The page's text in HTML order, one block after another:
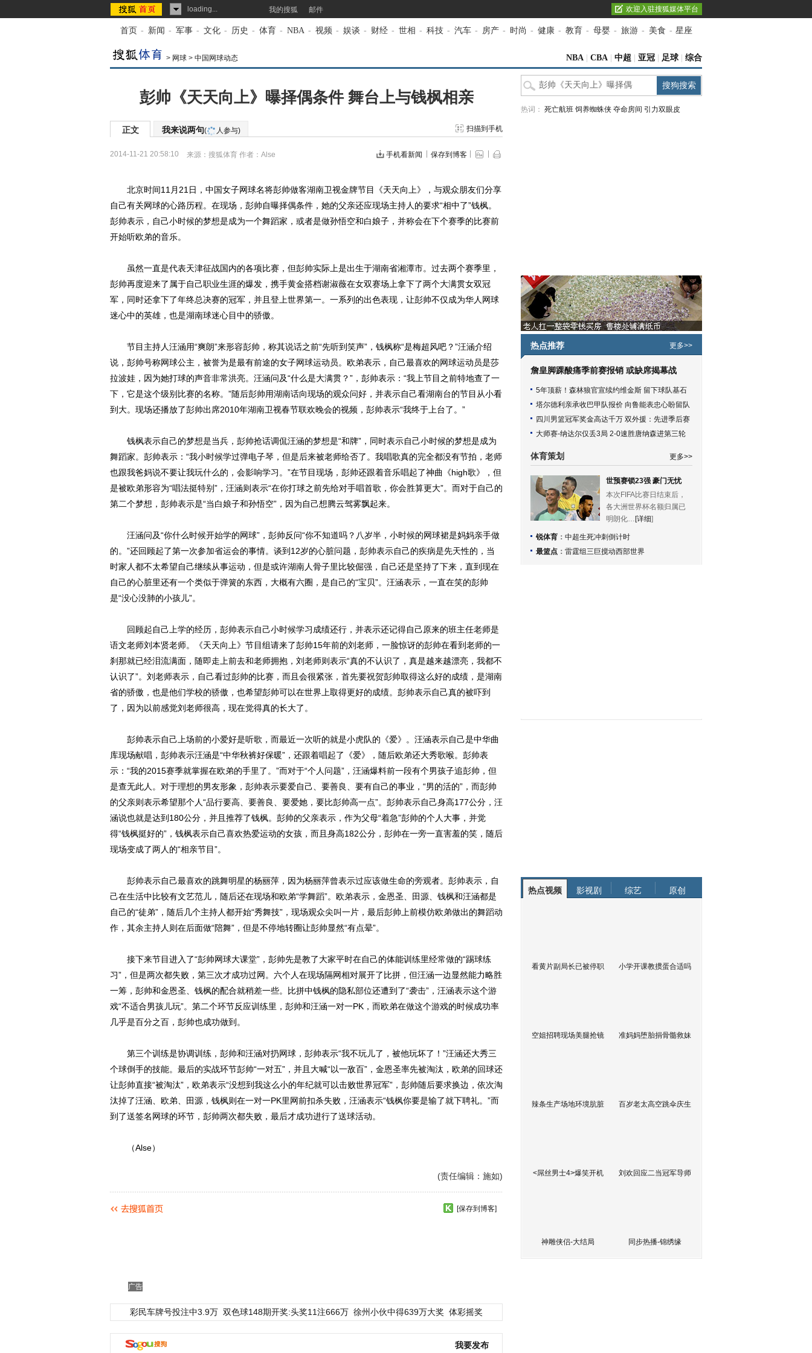
loading... 我的搜狐 邮件 欢迎入驻搜狐媒体平台
首页 - 新闻 - 军事 - 文化 - 历史 - 体育 - NBA - 视频 - 娱谈 - 财经 - 世相 - 科技 - 汽车 - 房产 - 时尚 - 健康 - 教育 - 母婴 - 旅游 - 美食 - 星座
> 网球 > 中国网球动态 NBA CBA 中超 亚冠 足球 综合
彭帅《天天向上》曝择偶条件 舞台上与钱枫相亲
正文 我来说两句( 人参与) 扫描到手机
2014-11-21 20:58:10 来源： 搜狐体育 作者：Alse 手机看新闻 保存到博客
北京时间11月21日，中国女子网球名将彭帅做客湖南卫视金牌节目《天天向上》，与观众朋友们分享
自己有关网球的心路历程。在现场，彭帅自曝择偶条件，她的父亲还应现场主持人的要求“相中了”钱枫。
彭帅表示，自己小时候的梦想是成为一个舞蹈家，或者是做孙悟空和白娘子，并称会在下个赛季的比赛前
开始听欧弟的音乐。
虽然一直是代表天津征战国内的各项比赛，但彭帅实际上是出生于湖南省湘潭市。过去两个赛季里，
彭帅再度迎来了属于自己职业生涯的爆发，携手黄金搭档谢淑薇在女双赛场上拿下了两个大满贯女双冠
军，同时还拿下了年终总决赛的冠军，并且登上世界第一。一系列的出色表现，让彭帅不仅成为华人网球
迷心中的英雄，也是湖南球迷心目中的骄傲。
节目主持人汪涵用“爽朗”来形容彭帅，称其说话之前“先听到笑声”，钱枫称“是梅超风吧？”汪涵介绍
说，彭帅号称网球公主，被誉为是最有前途的女子网球运动员。欧弟表示，自己最喜欢的网球运动员是莎
拉波娃，因为她打球的声音非常洪亮。汪涵问及“什么是大满贯？”，彭帅表示：“我上节目之前特地查了一
下，它是这个级别比赛的名称。”随后彭帅用湖南话向现场的观众问好，并表示自己看湖南台的节目从小看
到大。现场还播放了彭帅出席2010年湖南卫视春节联欢晚会的视频，彭帅表示“我终于上台了。”
钱枫表示自己的梦想是当兵，彭帅抢话调侃汪涵的梦想是“和牌”，同时表示自己小时候的梦想是成为
舞蹈家。彭帅表示：“我小时候学过弹电子琴，但是后来被老师给否了。我唱歌真的完全都没有节拍，老师
也跟我爸妈说不要让我玩什么的，会影响学习。”在节目现场，彭帅还跟着音乐唱起了神曲《high歌》，但
是被欧弟形容为“唱法挺特别”，汪涵则表示“在你打球之前先给对手唱首歌，你会胜算更大”。而对于自己的
第二个梦想，彭帅表示是“当白娘子和孙悟空”，因为自己想腾云驾雾飘起来。
汪涵问及“你什么时候开始学的网球”，彭帅反问“你不知道吗？八岁半，小时候的网球裙是妈妈亲手做
的。”还回顾起了第一次参加省运会的事情。谈到12岁的心脏问题，彭帅表示自己的疾病是先天性的，当
时家人都不太希望自己继续从事运动，但是或许湖南人骨子里比较倔强，自己还是坚持了下来，直到现在
自己的心脏里还有一个类似于弹簧的东西，大概有六圈，是自己的“宝贝”。汪涵表示，一直在笑的彭帅
是“没心没肺的小孩儿”。
回顾起自己上学的经历，彭帅表示自己小时候学习成绩还行，并表示还记得自己原来的班主任老师是
语文老师刘本贤老师。《天天向上》节目组请来了彭帅15年前的刘老师，一脸惊讶的彭帅在看到老师的一
刹那就已经泪流满面，随即走上前去和老师拥抱，刘老师则表示“真的不认识了，真是越来越漂亮，我都不
认识了”。刘老师表示，自己看过彭帅的比赛，而且会很紧张，首先要祝贺彭帅取得这么好的成绩，是湖南
省的骄傲，也是他们学校的骄傲，也希望彭帅可以在世界上取得更好的成绩。彭帅表示自己真的被吓到
了，因为以前感觉刘老师很高，现在觉得真的长大了。
彭帅表示自己上场前的小爱好是听歌，而最近一次听的就是小虎队的《爱》。汪涵表示自己是中华曲
库现场献唱，彭帅表示汪涵是“中华秋裤好保暖”，还跟着唱起了《爱》，随后欧弟还大秀歌喉。彭帅表
示：“我的2015赛季就掌握在欧弟的手里了。”而对于“个人问题”，汪涵爆料前一段有个男孩子追彭帅，但
是查无此人。对于理想的男友形象，彭帅表示要爱自己、要善良、要有自己的事业，“男的活的”，而彭帅
的父亲则表示希望那个人“品行要高、要善良、要爱她，要比彭帅高一点”。彭帅表示自己身高177公分，汪
涵说也就是达到180公分，并且推荐了钱枫。彭帅的父亲表示，作为父母“着急”彭帅的个人大事，并觉
得“钱枫挺好的”，钱枫表示自己喜欢热爱运动的女孩，而且身高182公分，彭帅在一旁一直害羞的笑，随后
现场变成了两人的“相亲节目”。
彭帅表示自己最喜欢的跳舞明星的杨丽萍，因为杨丽萍曾表示过应该做生命的旁观者。彭帅表示，自
己在生活中比较有文艺范儿，随后还在现场和欧弟“学舞蹈”。欧弟表示，金恩圣、田源、钱枫和汪涵都是
自己的“徒弟”，随后几个主持人都开始“秀舞技”，现场观众尖叫一片，最后彭帅上前模仿欧弟做出的舞蹈动
作，其余主持人则在后面做“陪舞”，但是不停地转圈让彭帅显然“有点晕”。
接下来节目进入了“彭帅网球大课堂”，彭帅先是教了大家平时在自己的体能训练里经常做的“踢球练
习”，但是两次都失败，第三次才成功过网。六个人在现场隔网相对展开了比拼，但汪涵一边显然能力略胜
一筹，彭帅和金恩圣、钱枫的配合就稍差一些。比拼中钱枫的隐私部位还遭到了“袭击”，汪涵表示这个游
戏“不适合男孩儿玩”。第二个环节反应训练里，彭帅和汪涵一对一PK，而欧弟在做这个游戏的时候成功率
几乎是百分之百，彭帅也成功做到。
第三个训练是协调训练，彭帅和汪涵对扔网球，彭帅表示“我不玩儿了，被他玩坏了！”汪涵还大秀三
个球倒手的技能。最后的实战环节彭帅“一对五”，并且大喊“以一敌百”，金恩圣率先被淘汰，欧弟的回球还
让彭帅直接“被淘汰”，欧弟表示“没想到我这么小的年纪就可以击败世界冠军”，彭帅随后要求换边，依次淘
汰掉了汪涵、欧弟、田源，钱枫则在一对一PK里网前扣杀失败，汪涵表示“钱枫你要是输了就下聘礼。”而
到了送签名网球的环节，彭帅两次都失败，最后才成功进行了送球活动。
（Alse）
(责任编辑：施如)
[保存到博客]
广告
彩民车牌号投注中3.9万 双色球148期开奖:头奖11注666万 徐州小伙中得639万大奖 体彩摇奖
我要发布
热词： 死亡航班 饲养蜘蛛侠 夺命房间 引力双眼皮
热点推荐 更多>>
詹皇脚踝酸痛季前赛报销 或缺席揭幕战
5年顶薪！森林狼官宣续约维金斯 留下球队基石
塔尔德利亲承收巴甲队报价 向鲁能表忠心盼留队
四川男篮冠军奖金高达千万 双外援：先进季后赛
大师赛-纳达尔仅丢3局 2-0速胜唐纳森进第三轮
体育策划 更多>>
世预赛锁23强 豪门无忧
本次FIFA比赛日结束后，
各大洲世界杯名额归属已
明朗化… [详细]
锐体育 ： 中超生死冲刺倒计时
最篮点 ： 雷霆组三巨搅动西部世界
热点视频 影视剧 综艺 原创
看黄片副局长已被停职 小学开课教掼蛋合适吗
空姐招聘现场美腿抢镜 准妈妈堕胎捐骨髓救妹
辣条生产场地环境肮脏 百岁老太高空跳伞庆生
<屌丝男士4>爆笑开机 刘欢回应二当冠军导师
神雕侠侣-大结局 同步热播-锦绣缘